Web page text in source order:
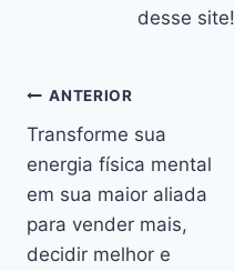
desse site!
Navegação
de
Post
ANTERIOR
Transforme sua
energia física mental
em sua maior aliada
para vender mais,
decidir melhor e